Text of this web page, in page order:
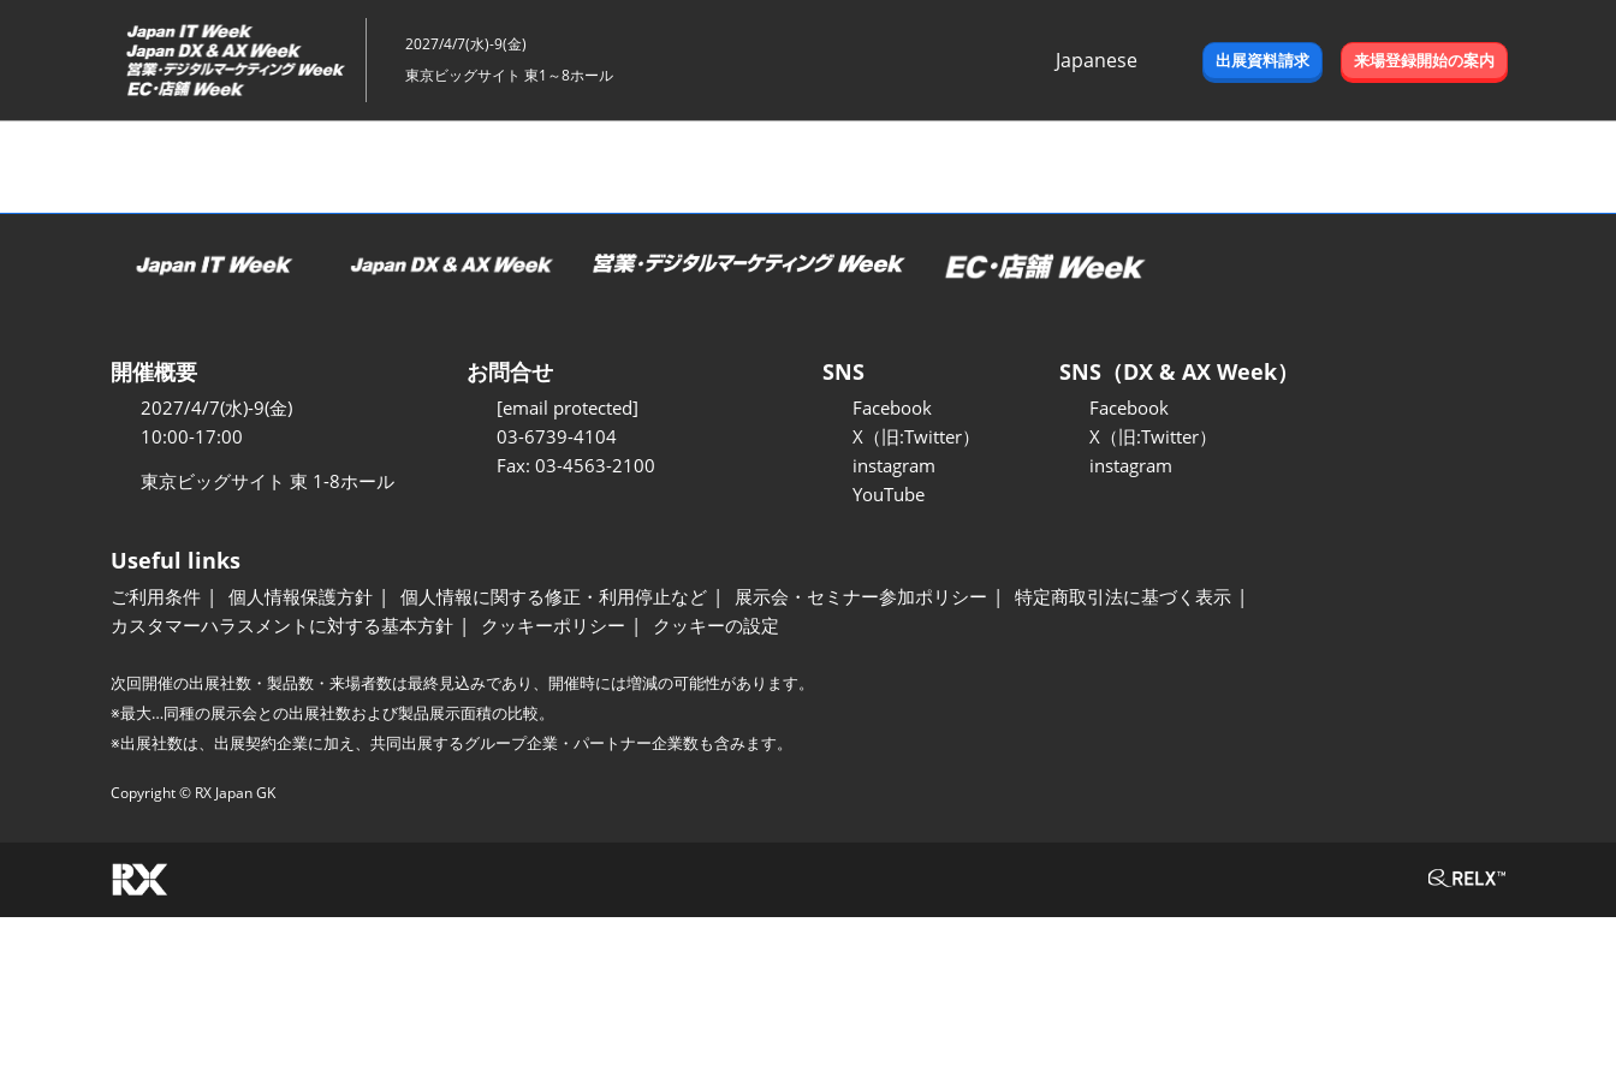
ッ
2027/4/7(水)-9(金)
東京ビッグサイト 東1～8ホール
Japanese
出展資料請求 来場登録開始の案内
開催概要
2027/4/7(水)-9(金)
10:00-17:00
東京ビッグサイト 東 1-8ホール
お問合せ
[email protected]
03-6739-4104
Fax: 03-4563-2100
SNS
Facebook
X（旧:Twitter）
instagram
YouTube
SNS（DX & AX Week）
Facebook
X（旧:Twitter）
instagram
Useful links
ご利用条件 個人情報保護方針 個人情報に関する修正・利用停止など 展示会・セミナー参加ポリシー
特定商取引法に基づく表示
カスタマーハラスメントに対する基本方針
クッキーポリシー クッキーの設定
次回開催の出展社数・製品数・来場者数は最終見込みであり、開催時には増減の可能性があります。
※最大…同種の展示会との出展社数および製品展示面積の比較。
※出展社数は、出展契約企業に加え、共同出展するグループ企業・パートナー企業数も含みます。
Copyright © RX Japan GK